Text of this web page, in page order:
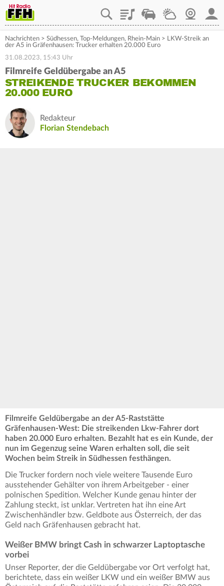
PlaylistStaupilotWetterWebcam
Nachrichten > Südhessen, Top-Meldungen, Rhein-Main > LKW-Streik an
der A5 in Gräfenhausen: Trucker erhalten 20.000 Euro
31.08.2023, 15:43 Uhr
Filmreife Geldübergabe an A5
STREIKENDE TRUCKER BEKOMMEN
20.000 EURO
Redakteur
Florian Stendebach
Filmreife Geldübergabe an der A5-Raststätte
Gräfenhausen-West: Die streikenden Lkw-Fahrer dort
haben 20.000 Euro erhalten. Bezahlt hat es ein Kunde, der
nun im Gegenzug seine Waren erhalten soll, die seit
Wochen beim Streik in Südhessen festhängen.
Die Trucker fordern noch viele weitere Tausende Euro
ausstehender Gehälter von ihrem Arbeitgeber - einer
polnischen Spedition. Welcher Kunde genau hinter der
Zahlung steckt, ist unklar. Vertreten hat ihn eine Art
Zwischenhändler bzw. Geldbote aus Österreich, der das
Geld nach Gräfenhausen gebracht hat.
Weißer BMW bringt Cash in schwarzer Laptoptasche
vorbei
Unser Reporter, der die Geldübergabe vor Ort verfolgt hat,
berichtete, dass ein weißer LKW und ein weißer BMW aus